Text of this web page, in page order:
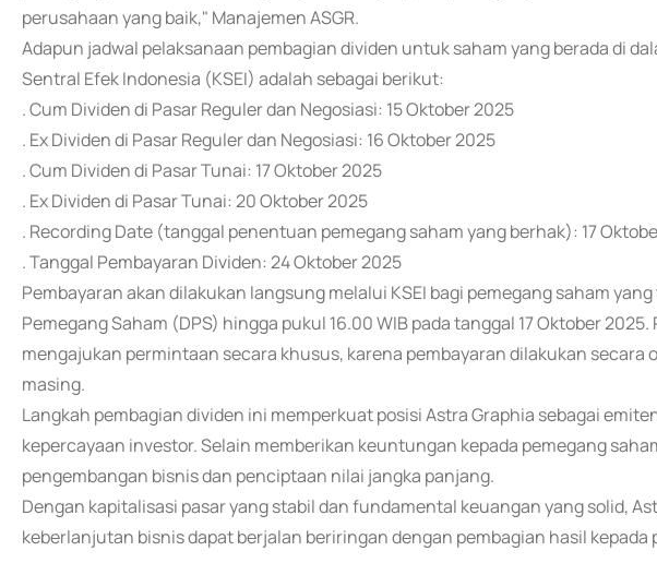
perusahaan yang baik," Manajemen ASGR.
Adapun jadwal pelaksanaan pembagian dividen untuk saham yang berada di
Sentral Efek Indonesia (KSEI) adalah sebagai berikut:
. Cum Dividen di Pasar Reguler dan Negosiasi: 15 Oktober 2025
. Ex Dividen di Pasar Reguler dan Negosiasi: 16 Oktober 2025
. Cum Dividen di Pasar Tunai: 17 Oktober 2025
. Ex Dividen di Pasar Tunai: 20 Oktober 2025
. Recording Date (tanggal penentuan pemegang saham yang berhak): 17
. Tanggal Pembayaran Dividen: 24 Oktober 2025
Pembayaran akan dilakukan langsung melalui KSEI bagi pemegang saham
Pemegang Saham (DPS) hingga pukul 16.00 WIB pada tanggal 17 Oktober
mengajukan permintaan secara khusus, karena pembayaran dilakukan secara
masing.
Langkah pembagian dividen ini memperkuat posisi Astra Graphia sebagai
kepercayaan investor. Selain memberikan keuntungan kepada pemegang
pengembangan bisnis dan penciptaan nilai jangka panjang.
Dengan kapitalisasi pasar yang stabil dan fundamental keuangan yang solid,
keberlanjutan bisnis dapat berjalan beriringan dengan pembagian hasil kepada